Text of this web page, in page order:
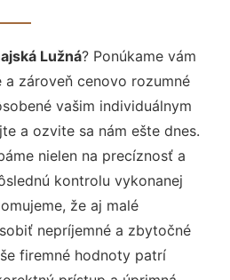
Lužná? Ponúkame vám
zároveň cenovo rozumné
vašim individuálnym
a ozvite sa nám ešte dnes.
nielen na precíznosť a
kontrolu vykonanej
že aj malé
nepríjemné a zbytočné
firemné hodnoty patrí